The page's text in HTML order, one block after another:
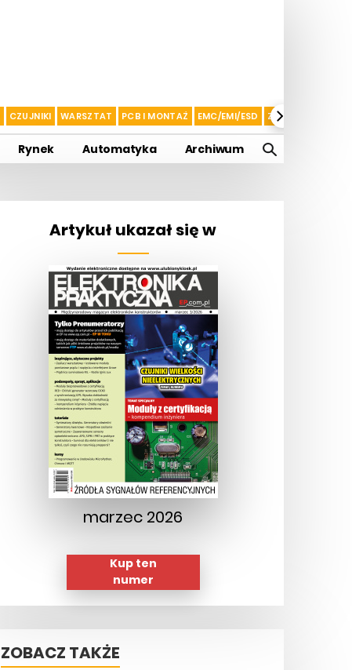
CZUJNIKI WARSZTAT PCB I MONTAŻ EMC/EMI/ESD ZASILANIE I
Rynek Automatyka Archiwum
Artykuł ukazał się w
marzec 2026
Kup ten
numer
ZOBACZ TAKŻE